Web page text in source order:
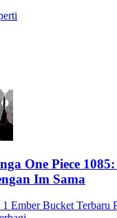
One Piece
Im Sama